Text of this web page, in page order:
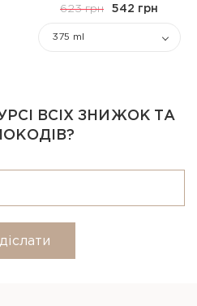
623 грн 542 грн
375 ml
ВСІХ ЗНИЖОК ТА